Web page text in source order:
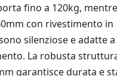
fino a 120kg,
con rivestimento in
silenziose e adatte
La robusta
garantisce durata e